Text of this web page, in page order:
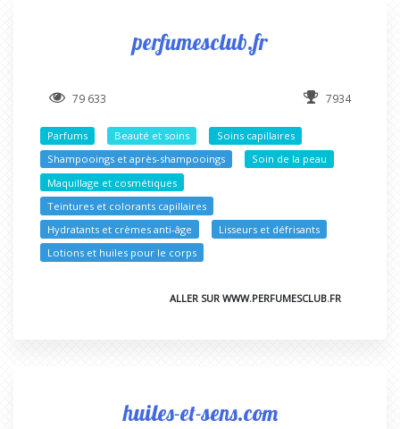
perfumesclub.fr
79 633 7934
Parfums Beauté et soins
Soins capillaires
Shampooings et après-shampooings
Soin de la peau
Maquillage et cosmétiques
Teintures et colorants capillaires
Hydratants et crèmes anti-âge
Lisseurs et défrisants
Lotions et huiles pour le corps
ALLER SUR WWW.PERFUMESCLUB.FR
huiles-et-sens.com